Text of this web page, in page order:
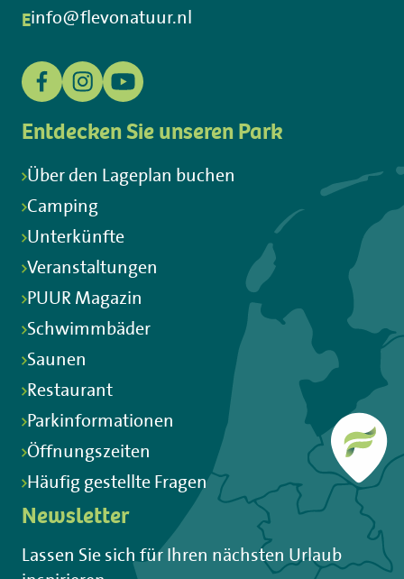
Einfo@flevonatuur.nl
Entdecken Sie unseren Park
Über den Lageplan buchen
Camping
Unterkünfte
Veranstaltungen
PUUR Magazin
Schwimmbäder
Saunen
Restaurant
Parkinformationen
Öffnungszeiten
Häufig gestellte Fragen
Newsletter
Lassen Sie sich für Ihren nächsten Urlaub